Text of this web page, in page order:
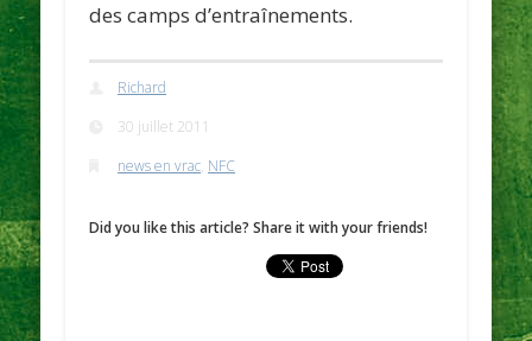
des camps d’entraînements.
Richard
30 juillet 2011
news en vrac, NFC
Did you like this article? Share it with your friends!